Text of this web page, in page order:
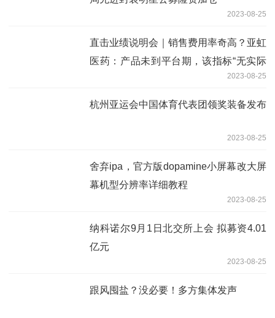
2023-08-25
直击业绩说明会｜销售费用率奇高？亚虹
医药：产品未到平台期，该指标“无实际
2023-08-25
杭州亚运会中国体育代表团领奖装备发布
2023-08-25
舍弃ipa，官方版dopamine小屏幕改大屏
幕机型分辨率详细教程
2023-08-25
纳科诺尔9月1日北交所上会 拟募资4.01
亿元
2023-08-25
跟风囤盐？没必要！多方集体发声